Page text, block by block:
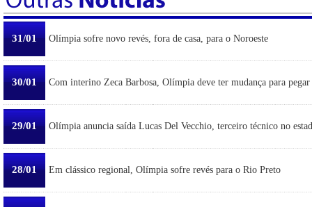
31/01 Olímpia sofre novo revés, fora de casa, para o Noroeste
30/01 Com interino Zeca Barbosa, Olímpia deve ter mudança para pegar
29/01 Olímpia anuncia saída Lucas Del Vecchio, terceiro técnico no
28/01 Em clássico regional, Olímpia sofre revés para o Rio Preto